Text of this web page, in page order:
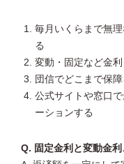
毎月いくらまで無
る
変動・固定など金
団信でどこまで保
公式サイトや窓口
ーションする
Q. 固定金利と変動金